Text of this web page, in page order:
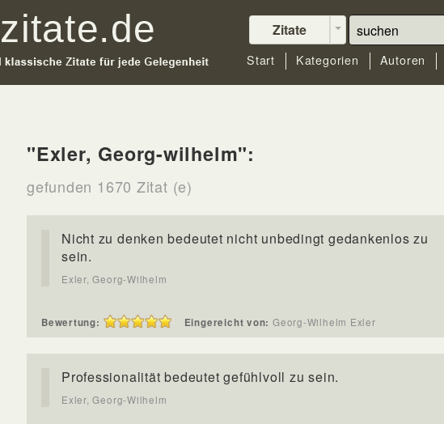
Zitate
Start Kategorien Autoren
"Exler, Georg-wilhelm":
gefunden 1670 Zitat (e)
Nicht zu denken bedeutet nicht unbedingt gedankenlos zu
sein.
Exler, Georg-Wilhelm
Bewertung: Eingereicht von: Georg-Wilhelm Exler
Professionalität bedeutet gefühlvoll zu sein.
Exler, Georg-Wilhelm